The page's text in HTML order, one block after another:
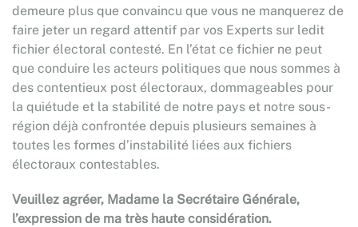
demeure plus que convaincu que vous ne manquerez de
faire jeter un regard attentif par vos Experts sur ledit
fichier électoral contesté. En l’état ce fichier ne peut
que conduire les acteurs politiques que nous sommes à
des contentieux post électoraux, dommageables pour
la quiétude et la stabilité de notre pays et notre sous-
région déjà confrontée depuis plusieurs semaines à
toutes les formes d’instabilité liées aux fichiers
électoraux contestables.
Veuillez agréer, Madame la Secrétaire Générale,
l’expression de ma très haute considération.